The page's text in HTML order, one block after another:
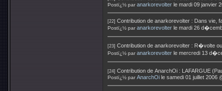
Postï¿½ par anarkorevolter le mardi 09 janvier
[22] Contribution de anarkorevolter : Dans vie,
Postï¿½ par anarkorevolter le mardi 26
[23] Contribution de anarkorevolter : R�volte
Postï¿½ par anarkorevolter le mercredi 13
[24] Contribution de AnarchOi : LAFARGUE
Postï¿½ par AnarchOi le samedi 01 juillet 2006